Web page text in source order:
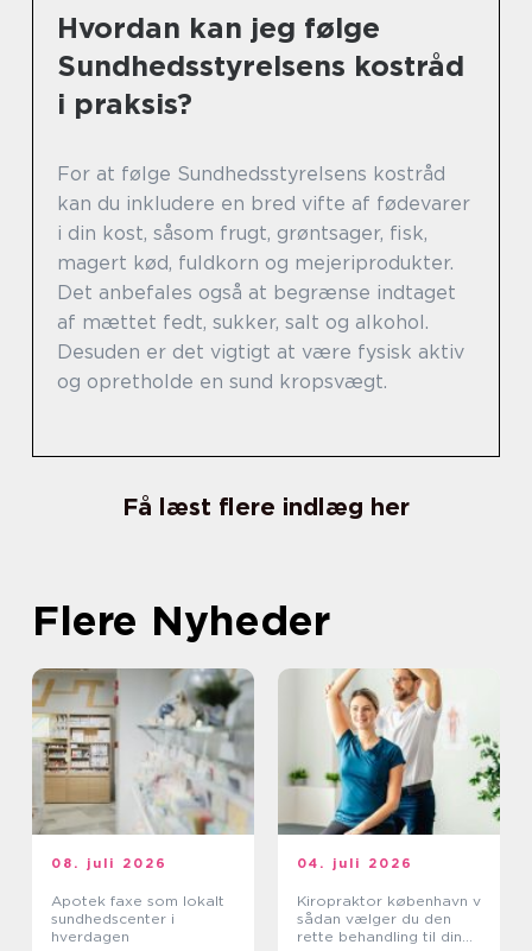
Hvordan kan jeg følge
Sundhedsstyrelsens kostråd
i praksis?
For at følge Sundhedsstyrelsens kostråd
kan du inkludere en bred vifte af fødevarer
i din kost, såsom frugt, grøntsager, fisk,
magert kød, fuldkorn og mejeriprodukter.
Det anbefales også at begrænse indtaget
af mættet fedt, sukker, salt og alkohol.
Desuden er det vigtigt at være fysisk aktiv
og opretholde en sund kropsvægt.
Få læst flere indlæg her
Flere Nyheder
08. juli 2026
Apotek faxe som lokalt
sundhedscenter i
hverdagen
04. juli 2026
Kiropraktor københavn v
sådan vælger du den
rette behandling til dine